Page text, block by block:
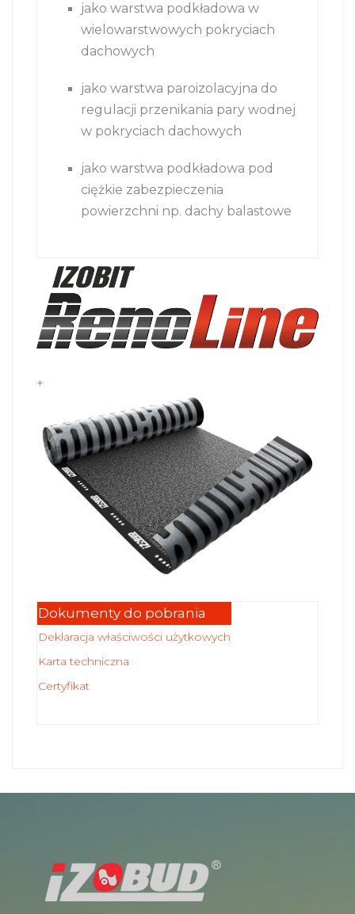
jako warstwa podkładowa w
wielowarstwowych pokryciach
dachowych
jako warstwa paroizolacyjna do
regulacji przenikania pary wodnej
w pokryciach dachowych
jako warstwa podkładowa pod
ciężkie zabezpieczenia
powierzchni np. dachy balastowe
+
Dokumenty do pobrania
Deklaracja właściwości użytkowych
Karta techniczna
Certyfikat